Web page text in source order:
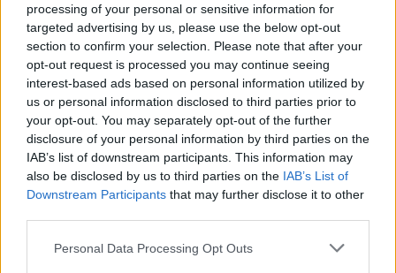
processing of your personal or sensitive information for
targeted advertising by us, please use the below opt-out
section to confirm your selection. Please note that after your
opt-out request is processed you may continue seeing
interest-based ads based on personal information utilized by
us or personal information disclosed to third parties prior to
your opt-out. You may separately opt-out of the further
disclosure of your personal information by third parties on the
IAB’s list of downstream participants. This information may
also be disclosed by us to third parties on the IAB’s List of
Downstream Participants that may further disclose it to other
Personal Data Processing Opt Outs
Latest Posts
Όμιλος Σαρακάκη: Παραχώρησε το